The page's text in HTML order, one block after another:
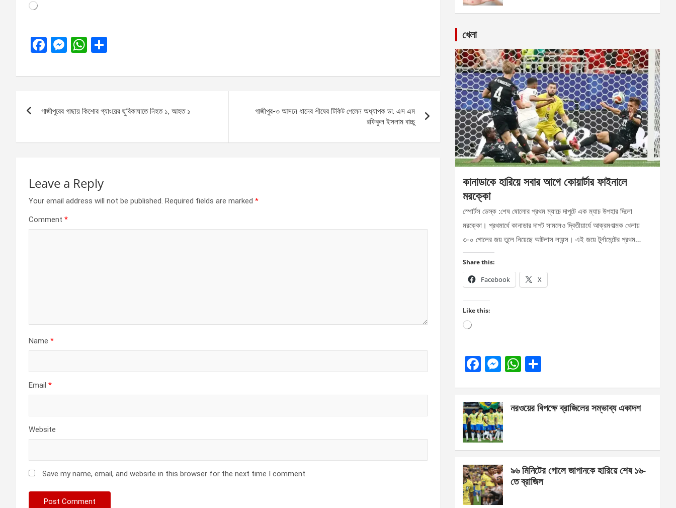
Loading…
F
ce
o
k
M
se
g
W
at
A
p
ar
navigation
গাজীপুরের গাছায় কিশোর গ্যাংয়ের ছুরিকাঘাতে নিহত ১, আহত ১
গাজীপুর-৩ আসনে ধানের শীষের টিকিট পেলেন অধ্যাপক ডা: এস এম
রফিকুল ইসলাম বাচ্চু
Leave a Reply
Your email address will not be published. Required fields are marked *
Comment *
Name *
Email *
Website
Save my name, email, and website in this browser for the next time I comment.
খেলা
কানাডাকে হারিয়ে সবার আগে কোয়ার্টার ফাইনালে
মরক্কো
স্পোর্টস ডেস্ক :শেষ ষোলোর প্রথম ম্যাচে দাপুটে এক ম্যাচ উপহার দিলো
মরক্কো। প্রথমার্ধে কানাডার দাপট সামলেও দ্বিতীয়ার্ধে আক্রমণাত্মক খেলায়
৩-০ গোলের জয় তুলে নিয়েছে আটলাস লায়ন্স। এই জয়ে টুর্নামেন্টের প্রথম…
Share this:
Facebook X
Like this:
Loading…
F
b
o
o
k
M
n
g
er
W
s
e
নরওয়ের বিপক্ষে ব্রাজিলের সম্ভাব্য একাদশ
৯৬ মিনিটের গোলে জাপানকে হারিয়ে শেষ ১৬-
তে ব্রাজিল